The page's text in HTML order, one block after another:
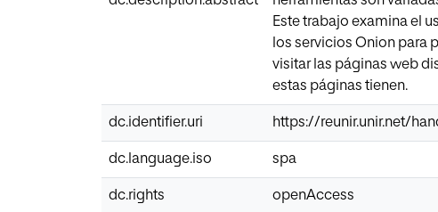
Este trabajo examina el
los servicios Onion para
visitar las páginas web
estas páginas tienen.
dc.identifier.uri https://reunir.unir.net/
dc.language.iso spa
dc.rights openAccess